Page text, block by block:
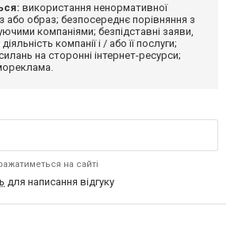
використання ненормативної
або образ; безпосереднє порівняння з
компаніями; безпідставні заяви,
компанії і / або її послуги;
на сторонні інтернет-ресурси;
на сайті
для написання відгуку